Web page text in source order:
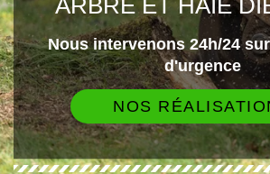
Nous intervenons 24h/24
d'urgence
NOS